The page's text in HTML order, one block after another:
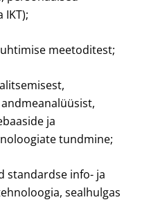
meetoditest;
ja
tundmine;
standardse info- ja
sealhulgas